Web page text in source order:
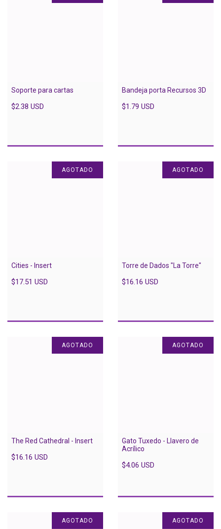
Soporte para cartas
$2.38 USD
Bandeja porta Recursos 3D
$1.79 USD
AGOTADO
Cities - Insert
$17.51 USD
AGOTADO
Torre de Dados "La Torre"
$16.16 USD
AGOTADO
The Red Cathedral - Insert
$16.16 USD
AGOTADO
Gato Tuxedo - Llavero de
Acrílico
$4.06 USD
AGOTADO AGOTADO